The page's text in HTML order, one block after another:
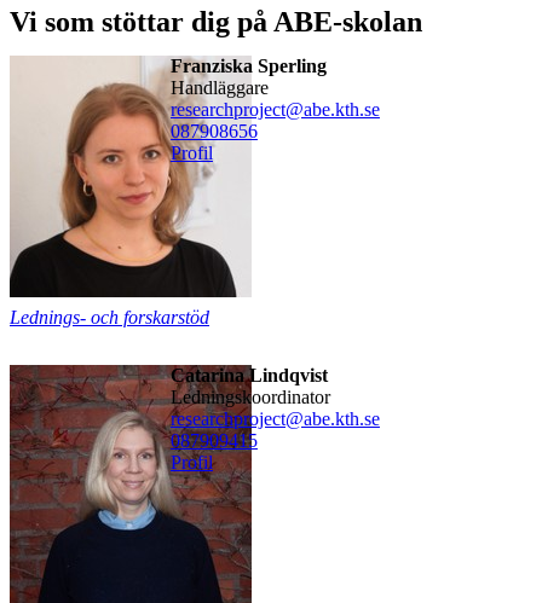
Vi som stöttar dig på ABE-skolan
Franziska Sperling
Handläggare
researchproject@abe.kth.se
087908656
Profil
Lednings- och forskarstöd
Catarina Lindqvist
ledningskoordinator
researchproject@abe.kth.se
087909415
Profil